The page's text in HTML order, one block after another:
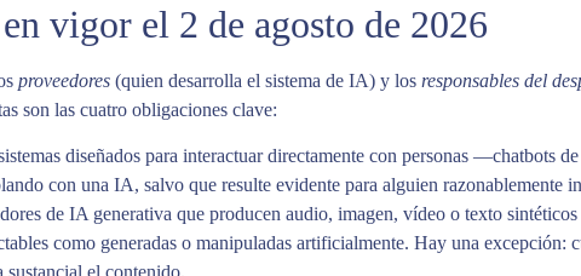
vigor el 2 de agosto de 2026
proveedores (quien desarrolla el sistema de IA) y los responsables del
son las cuatro obligaciones clave:
diseñados para interactuar directamente con personas —chatbots
con una IA, salvo que resulte evidente para alguien razonablemente
de IA generativa que producen audio, imagen, vídeo o texto sintéticos
como generadas o manipuladas artificialmente. Hay una excepción: